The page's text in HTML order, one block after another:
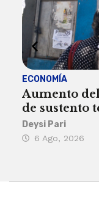
ECONOMÍA
Aumento
de sustento
Deysi Pari
6 Ago, 2026